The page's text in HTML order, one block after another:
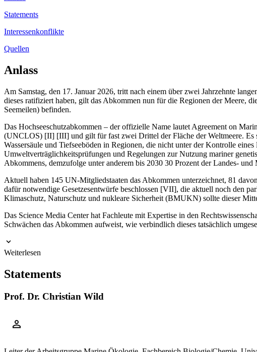
Statements
Interessenkonflikte
Quellen
Anlass
Am Samstag, den 17. Januar 2026, tritt nach einem über zwei Jahrzehnte
dieses ratifiziert haben, gilt das Abkommen nun für die Regionen der Meere,
Seemeilen) befinden.
Das Hochseeschutzabkommen – der offizielle Name lautet Agreement on
(UNCLOS) [II] [III] und gilt für fast zwei Drittel der Fläche der Weltmeere.
Wassersäule und Tiefseeböden in Regionen, die nicht unter der Kontrolle
Umweltverträglichkeitsprüfungen und Regelungen zur Nutzung mariner
Abkommens, demzufolge unter anderem bis 2030 30 Prozent der Landes-
Aktuell haben 145 UN-Mitgliedstaaten das Abkommen unterzeichnet, 81
dafür notwendige Gesetzesentwürfe beschlossen [VII], die aktuell noch den
Klimaschutz, Naturschutz und nukleare Sicherheit (BMUKN) sollte dieser
Das Science Media Center hat Fachleute mit Expertise in den
Schwächen das Abkommen aufweist, wie verbindlich dieses tatsächlich
Weiterlesen
Statements
Prof. Dr. Christian Wild